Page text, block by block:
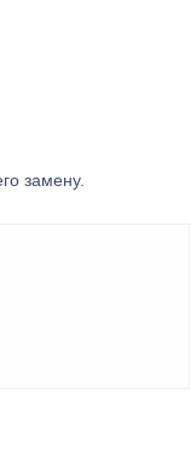
замену.